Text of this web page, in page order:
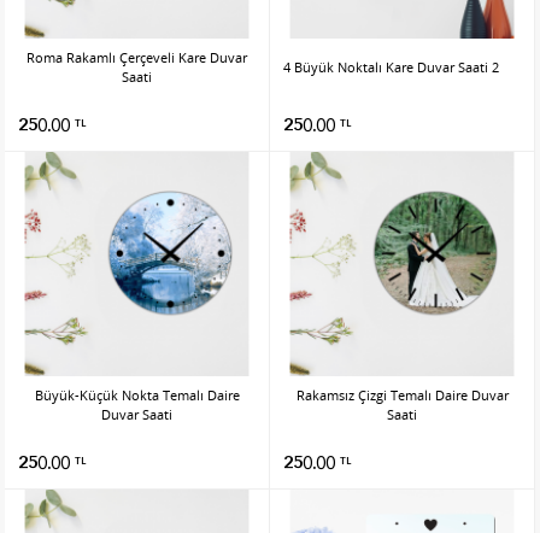
Roma Rakamlı Çerçeveli Kare Duvar
Saati
250.00 TL
4 Büyük Noktalı Kare Duvar Saati 2
250.00 TL
Büyük-Küçük Nokta Temalı Daire
Duvar Saati
250.00 TL
Rakamsız Çizgi Temalı Daire Duvar
Saati
250.00 TL